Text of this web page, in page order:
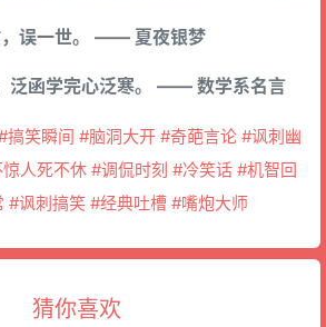
误一世。 —— 夏夜银梦
泛函学完心泛寒。 —— 数学系名言
笑瞬间 #脑洞大开 #奇葩言论 #讽刺幽
人死不休 #调侃时刻 #冷笑话 #机智回
#讽刺搞笑 #经典吐槽 #嘴炮大师
猜你喜欢